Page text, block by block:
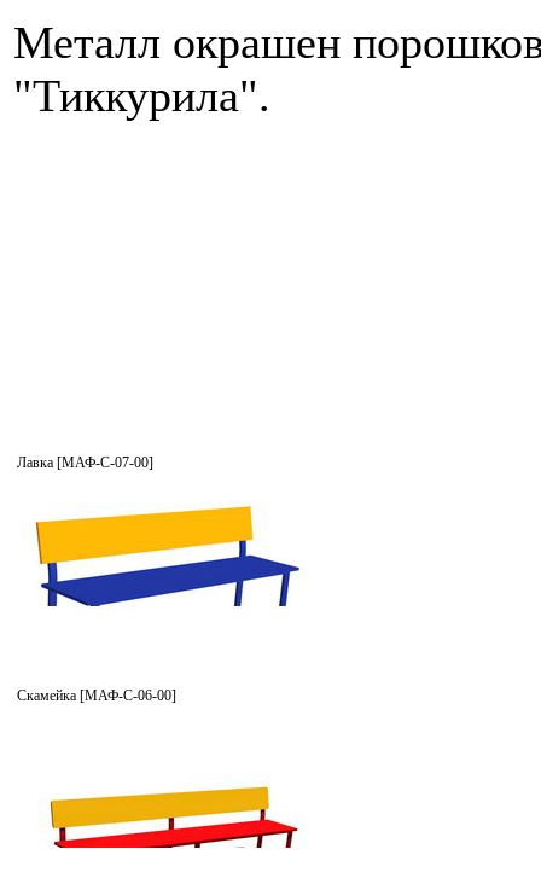
Металл окрашен
"Тиккурила".
Лавка [МАФ-С-07-00]
Скамейка [МАФ-С-06-00]